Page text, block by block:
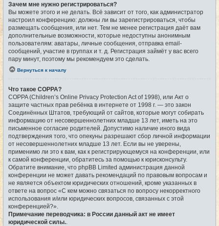
Зачем мне нужно регистрироваться?
Вы можете этого и не делать. Всё зависит от того, как администратор
настроил конференцию: должны ли вы зарегистрироваться, чтобы
размещать сообщения, или нет. Тем не менее регистрация даёт вам
дополнительные возможности, которые недоступны анонимным
пользователям: аватары, личные сообщения, отправка email-
сообщений, участие в группах и т. д. Регистрация займёт у вас всего
пару минут, поэтому мы рекомендуем это сделать.
Вернуться к началу
Что такое COPPA?
COPPA (Children’s Online Privacy Protection Act of 1998), или Акт о
защите частных прав ребёнка в интернете от 1998 г. — это закон
Соединённых Штатов, требующий от сайтов, которые могут собирать
информацию от несовершеннолетних младше 13 лет, иметь на это
письменное согласие родителей. Допустимо наличие иного вида
подтверждения того, что опекуны разрешают сбор личной информации
от несовершеннолетних младше 13 лет. Если вы не уверены,
применимо ли это к вам, как к регистрирующемуся на конференции, или
к самой конференции, обратитесь за помощью к юрисконсульту.
Обратите внимание, что phpBB Limited администрация данной
конференции не может давать рекомендаций по правовым вопросам и
не является объектом юридических отношений, кроме указанных в
ответе на вопрос «С кем можно связаться по вопросу некорректного
использования и/или юридических вопросов, связанных с этой
конференцией?».
Примечание переводчика: в России данный акт не имеет
юридической силы.